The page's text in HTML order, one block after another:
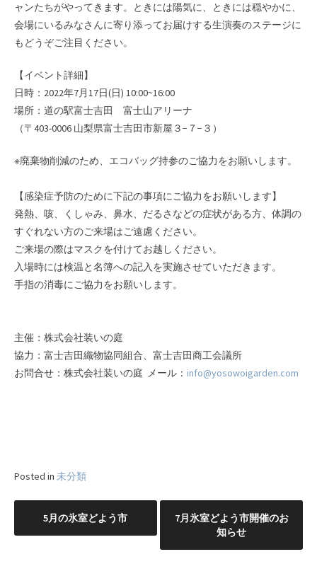
ャンたちがやってきます。ときには陽気に、ときには穏やかに、
会場にいるみなさんに寄り添ってお届けする生演奏のステージに
もどうぞご注目ください。
【イベント詳細】
日時：2022年7月17日(日) 10:00~16:00
場所：道の駅富士吉田 富士山アリーナ
（〒403-0006 山梨県富士吉田市新屋３−７−３）
※廃棄物削減のため、エコバッグ持参のご協力をお願いします。
【感染症予防のために下記の事項にご協力をお願いします】
発熱、咳、くしゃみ、鼻水、だるさなどの症状がある方、体調の
すぐれない方のご来場はご遠慮ください。
ご来場の際はマスクを付けてお越しください。
入場時には検温と名簿への記入を実施させていただきます。
手指の消毒にご協力をお願いします。
主催：株式会社装いの庭
協力：富士吉田織物協同組合、富士吉田商工会議所
お問合せ：株式会社装いの庭 メール： info@yosowoigarden.com
Posted in 未分類
投
ナ
5月の氷室どよう市
7月氷室どよう市開催のお
知らせ